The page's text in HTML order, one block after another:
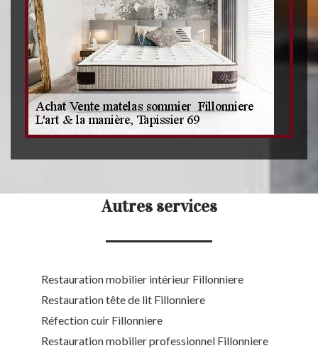
Autres services
Restauration mobilier intérieur Fillonniere
Restauration tête de lit Fillonniere
Réfection cuir Fillonniere
Restauration mobilier professionnel Fillonniere